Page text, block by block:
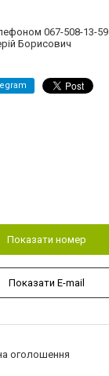
067-508-13-59
Борисович
Показати номер
Показати E-mail
оголошення